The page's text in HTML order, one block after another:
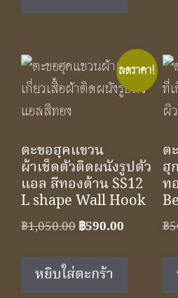
ลดราคา!
ตะขอฮุคแขวน
ผ้าเช็ดตัวติดผนังรูปตัว
แอล สีทองด้าน SS12
L shape Wall Hook
฿1,050.00Original
was:
฿1,050.00.
฿590.00 Current
หยิบใส่ตะกร้า
ต
ฮุ
ท
฿